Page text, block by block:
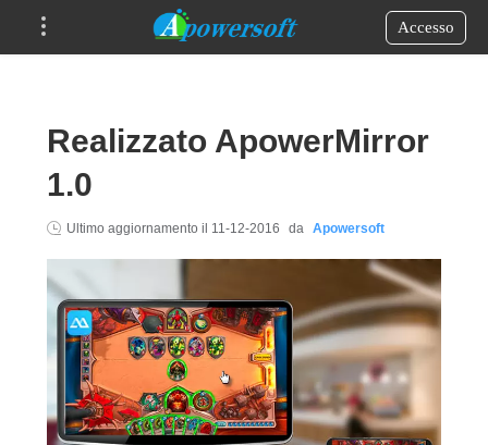
Accesso
Realizzato ApowerMirror
1.0
Ultimo aggiornamento il 11-12-2016 da Apowersoft